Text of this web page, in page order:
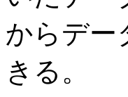
からデー
きる。